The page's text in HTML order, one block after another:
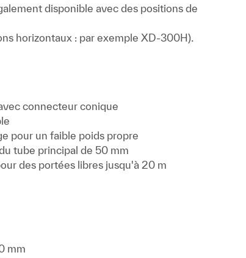
disponible avec des positions de
horizontaux : par exemple XD-300H).
connecteur conique
pour un faible poids propre
tube principal de 50 mm
des portées libres jusqu'à 20 m
mm